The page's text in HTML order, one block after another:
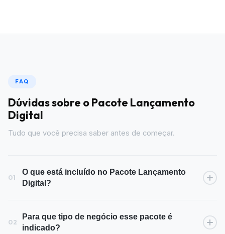
FAQ
Dúvidas sobre o Pacote Lançamento
Digital
Tudo que você precisa saber antes de começar.
01
O que está incluído no Pacote Lançamento
Digital?
02
Para que tipo de negócio esse pacote é
indicado?